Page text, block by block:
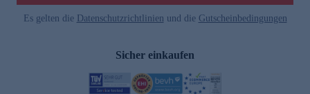
Es gelten die Datenschutzrichtlinien und die Gutscheinbedingungen
Sicher einkaufen